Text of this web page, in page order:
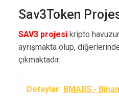
Sav3Token
SAV3 projesi kripto
ayrışmakta olup,
çıkmaktadır.
Detaylar BMARS -